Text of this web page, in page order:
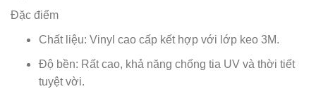
Đặc điểm
Chất liệu: Vinyl cao cấp kết hợp với lớp keo 3M.
Độ bền: Rất cao, khả năng chống tia UV và thời tiết
tuyệt vời.